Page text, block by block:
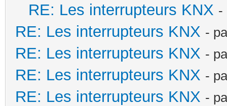
RE: Les interrupteurs KNX -
RE: Les interrupteurs KNX -
RE: Les interrupteurs KNX -
RE: Les interrupteurs KNX -
RE: Les interrupteurs KNX -